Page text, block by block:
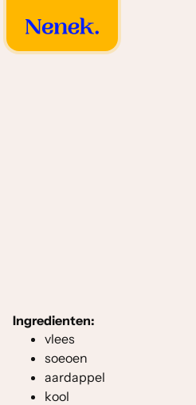
Ingredienten:
vlees
soeoen
aardappel
kool